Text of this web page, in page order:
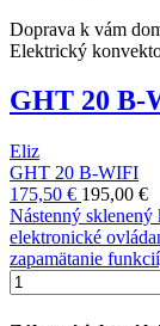
Doprava k vám
Elektrický
GHT 20 B-
Eliz
GHT 20 B-WIFI
175,50 € 195,00 €
Nástenný
elektronické
zapamätanie